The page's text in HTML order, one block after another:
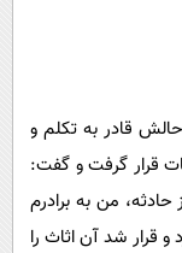
قادر به تکلم و
تحت تحقیقات قرار گرفت و گفت:
کردند.۳ روز قبل از حادثه، من به برادرم
ارزش دارد و قرار شد آن اثاث را